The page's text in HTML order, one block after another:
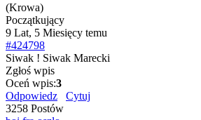
(Krowa)
Początkujący
9 Lat, 5 Miesięcy temu
#424798
Siwak ! Siwak Marecki
Zgłoś wpis
Oceń wpis:3
Odpowiedz
Cytuj
3258 Postów